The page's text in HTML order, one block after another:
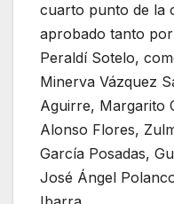
cuarto punto de la
aprobado tanto
PeraldíSotelo,
Minerva Vázquez
Aguirre, Margarito
Alonso Flores,
García Posadas,
José Ángel